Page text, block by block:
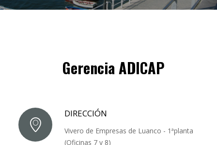
Gerencia ADICAP
DIRECCIÓN
Vivero de Empresas de Luanco - 1ªplanta
(Oficinas 7 y 8)